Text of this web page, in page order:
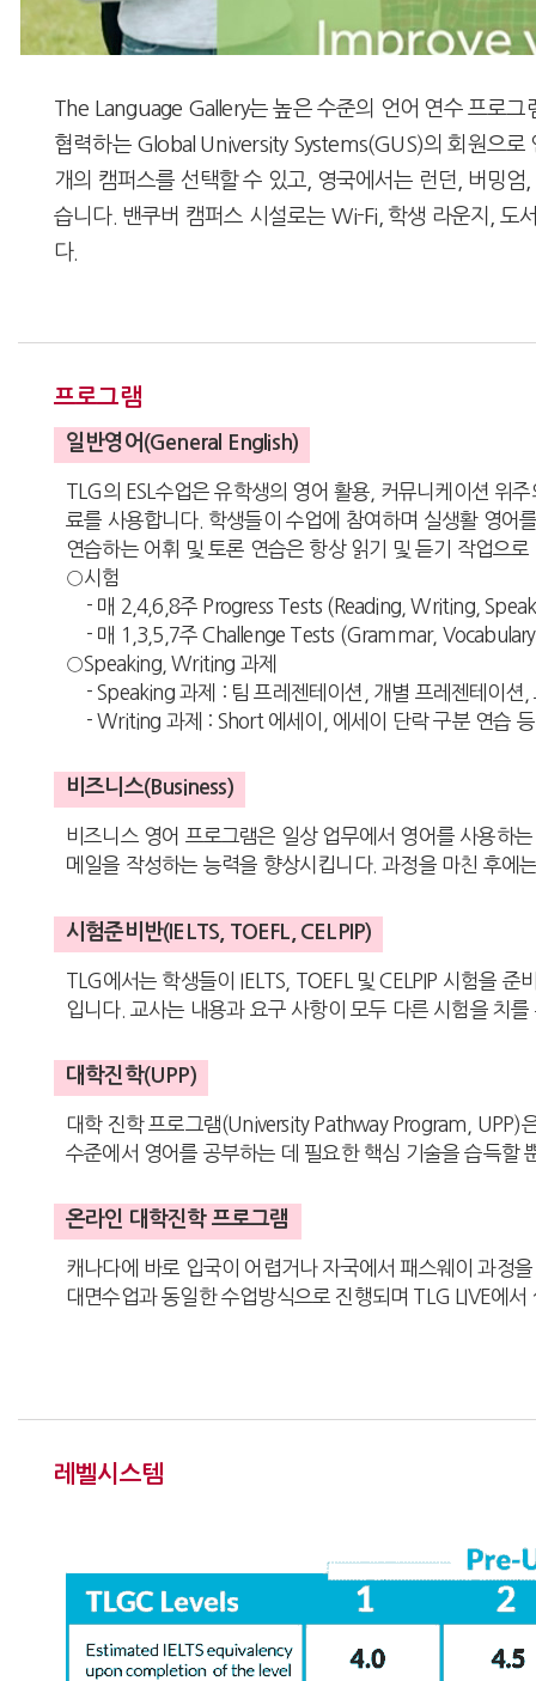
The Language Gallery는 높은 수준의 언어 연수 프로
협력하는 Global University Systems(GUS)의 회원으로
개의 캠퍼스를 선택할 수 있고, 영국에서는 런던, 버밍
습니다. 밴쿠버 캠퍼스 시설로는 Wi-Fi, 학생 라운지, 도
다.
프로그램
일반영어(General English)
TLG의 ESL수업은 유학생의 영어 활용, 커뮤니케이션 위
료를 사용합니다. 학생들이 수업에 참여하며 실생활 영어
연습하는 어휘 및 토론 연습은 항상 읽기 및 듣기 작업으
○시험
- 매 2,4,6,8주 Progress Tests (Reading, Writing,
- 매 1,3,5,7주 Challenge Tests (Grammar,
○Speaking, Writing 과제
- Speaking 과제 : 팀 프레젠테이션, 개별 프레젠테이션,
- Writing 과제 : Short 에세이, 에세이 단락 구분 연습 등
비즈니스(Business)
비즈니스 영어 프로그램은 일상 업무에서 영어를 사용하
메일을 작성하는 능력을 향상시킵니다. 과정을 마친 후에
시험준비반(IELTS, TOEFL, CELPIP)
TLG에서는 학생들이 IELTS, TOEFL 및 CELPIP 시험을
입니다. 교사는 내용과 요구 사항이 모두 다른 시험을 치
대학진학(UPP)
대학 진학 프로그램(University Pathway Program, UPP)
수준에서 영어를 공부하는 데 필요한 핵심 기술을 습득할
온라인 대학진학 프로그램
캐나다에 바로 입국이 어렵거나 자국에서 패스웨이 과정
대면수업과 동일한 수업방식으로 진행되며 TLG LIVE에
레벨시스템